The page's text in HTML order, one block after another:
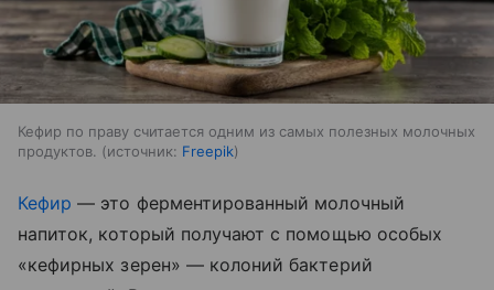
Кефир по праву считается одним из самых полезных молочных
продуктов.
источник: Freepik
Кефир — это ферментированный молочный
напиток, который получают с помощью особых
«кефирных зерен» — колоний бактерий